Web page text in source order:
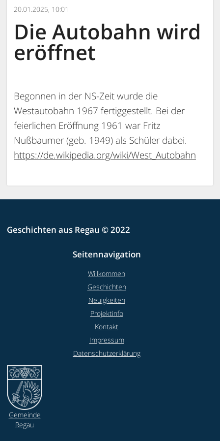
20.01.2025, 10:01
Die Autobahn wird
eröffnet
Begonnen in der NS-Zeit wurde die
Westautobahn 1967 fertiggestellt. Bei der
feierlichen Eröffnung 1961 war Fritz
Nußbaumer (geb. 1949) als Schüler dabei.
https://de.wikipedia.org/wiki/West_Autobahn
Geschichten aus Regau © 2022
Seitennavigation
Willkommen
Geschichten
Neuigkeiten
Projektinfo
Kontakt
Impressum
Datenschutzerklärung
Gemeinde
Regau